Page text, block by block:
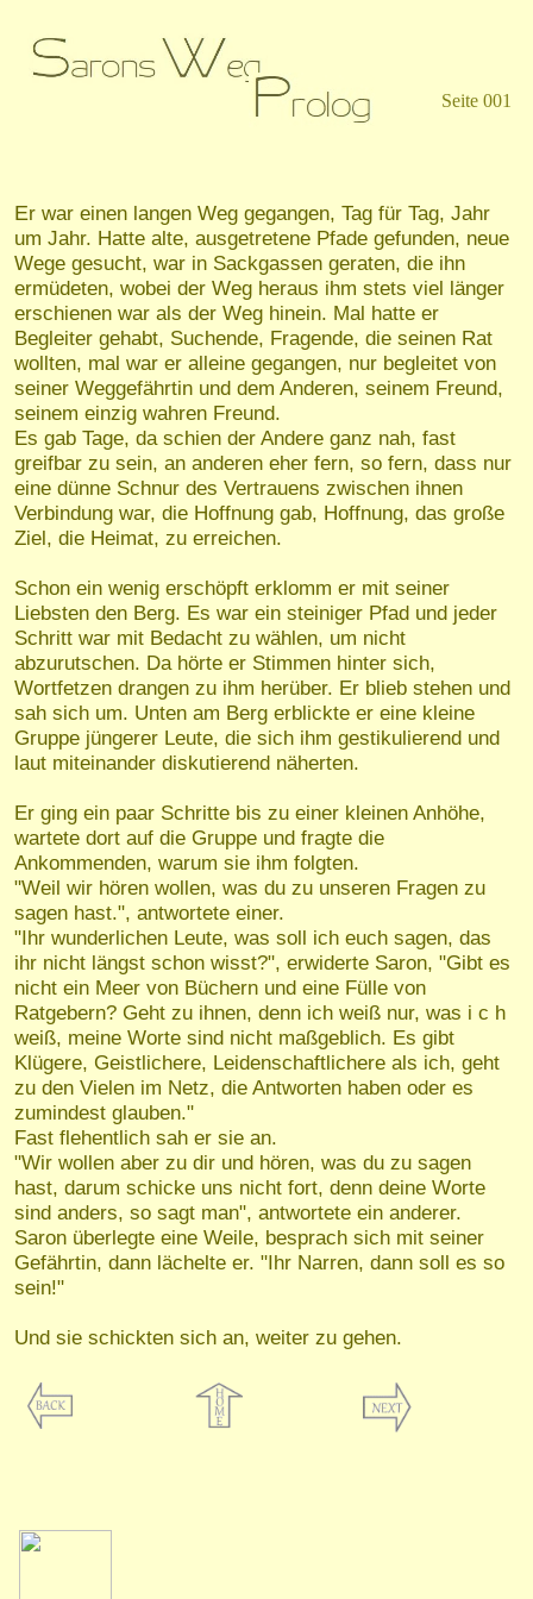
Seite 001
Er war einen langen Weg gegangen, Tag für Tag, Jahr
um Jahr. Hatte alte, ausgetretene Pfade gefunden, neue
Wege gesucht, war in Sackgassen geraten, die ihn
ermüdeten, wobei der Weg heraus ihm stets viel länger
erschienen war als der Weg hinein. Mal hatte er
Begleiter gehabt, Suchende, Fragende, die seinen Rat
wollten, mal war er alleine gegangen, nur begleitet von
seiner Weggefährtin und dem Anderen, seinem Freund,
seinem einzig wahren Freund.
Es gab Tage, da schien der Andere ganz nah, fast
greifbar zu sein, an anderen eher fern, so fern, dass nur
eine dünne Schnur des Vertrauens zwischen ihnen
Verbindung war, die Hoffnung gab, Hoffnung, das große
Ziel, die Heimat, zu erreichen.
Schon ein wenig erschöpft erklomm er mit seiner
Liebsten den Berg. Es war ein steiniger Pfad und jeder
Schritt war mit Bedacht zu wählen, um nicht
abzurutschen. Da hörte er Stimmen hinter sich,
Wortfetzen drangen zu ihm herüber. Er blieb stehen und
sah sich um. Unten am Berg erblickte er eine kleine
Gruppe jüngerer Leute, die sich ihm gestikulierend und
laut miteinander diskutierend näherten.
Er ging ein paar Schritte bis zu einer kleinen Anhöhe,
wartete dort auf die Gruppe und fragte die
Ankommenden, warum sie ihm folgten.
"Weil wir hören wollen, was du zu unseren Fragen zu
sagen hast.", antwortete einer.
"Ihr wunderlichen Leute, was soll ich euch sagen, das
ihr nicht längst schon wisst?", erwiderte Saron, "Gibt es
nicht ein Meer von Büchern und eine Fülle von
Ratgebern? Geht zu ihnen, denn ich weiß nur, was i c h
weiß, meine Worte sind nicht maßgeblich. Es gibt
Klügere, Geistlichere, Leidenschaftlichere als ich, geht
zu den Vielen im Netz, die Antworten haben oder es
zumindest glauben."
Fast flehentlich sah er sie an.
"Wir wollen aber zu dir und hören, was du zu sagen
hast, darum schicke uns nicht fort, denn deine Worte
sind anders, so sagt man", antwortete ein anderer.
Saron überlegte eine Weile, besprach sich mit seiner
Gefährtin, dann lächelte er. "Ihr Narren, dann soll es so
sein!"
Und sie schickten sich an, weiter zu gehen.